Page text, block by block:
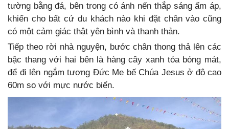
tường bằng đá, bên trong có ánh nến thắp sáng ấm áp,
khiến cho bất cứ du khách nào khi đặt chân vào cũng
có một cảm giác thật yên bình và thanh thản.
Tiếp theo rời nhà nguyện, bước chân thong thả lên các
bậc thang với hai bên là hàng cây xanh tỏa bóng mát,
để đi lên ngắm tượng Đức Mẹ bế Chúa Jesus ở độ cao
60m so với mực nước biển.